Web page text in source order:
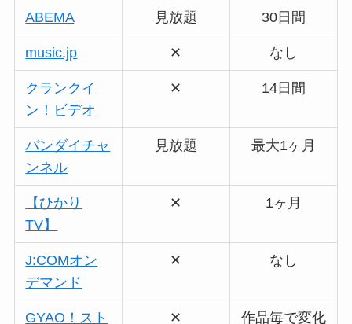
ABEMA 見放題 30日間
music.jp ✕ なし
クランクイ
ン！ビデオ
✕ 14日間
バンダイチャ
ンネル
見放題 最大1ヶ月
【ひかり
TV】
✕ 1ヶ月
J:COMオン
デマンド
✕ なし
GYAO！スト
✕ 作品毎で変化